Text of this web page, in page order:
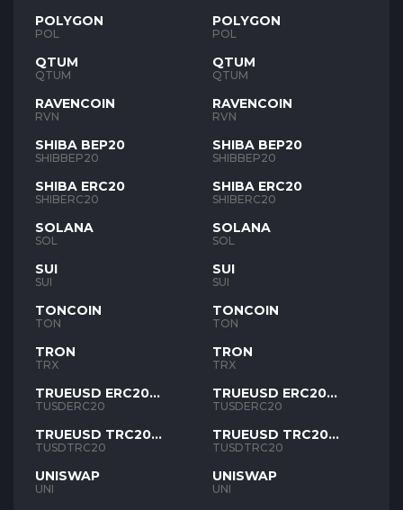
POLYGON
POL
QTUM
QTUM
RAVENCOIN
RVN
SHIBA BEP20
SHIBBEP20
SHIBA ERC20
SHIBERC20
SOLANA
SOL
SUI
SUI
TONCOIN
TON
TRON
TRX
TRUEUSD ERC20
TUSD
TUSDERC20
TRUEUSD TRC20
TUSD
TUSDTRC20
UNISWAP
UNI
POLYGON
POL
QTUM
QTUM
RAVENCOIN
RVN
SHIBA BEP20
SHIBBEP20
SHIBA ERC20
SHIBERC20
SOLANA
SOL
SUI
SUI
TONCOIN
TON
TRON
TRX
TRUEUSD ERC20
TUSD
TUSDERC20
TRUEUSD TRC20
TUSD
TUSDTRC20
UNISWAP
UNI